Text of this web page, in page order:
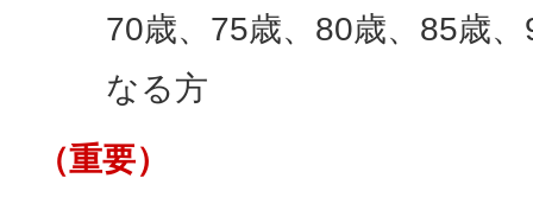
70歳、75歳、80歳、85歳
なる方
（重要）